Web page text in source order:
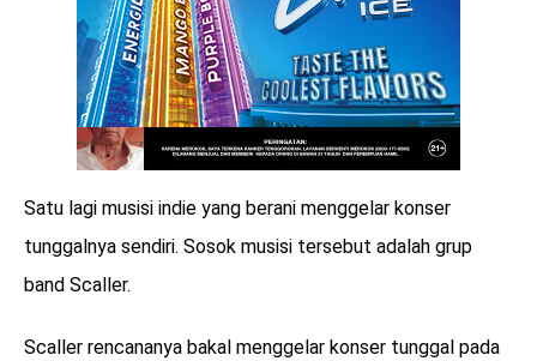
benefit
menarik
Satu lagi musisi indie yang berani menggelar konser
tunggalnya sendiri. Sosok musisi tersebut adalah grup
band Scaller.
Scaller rencananya bakal menggelar konser tunggal pada